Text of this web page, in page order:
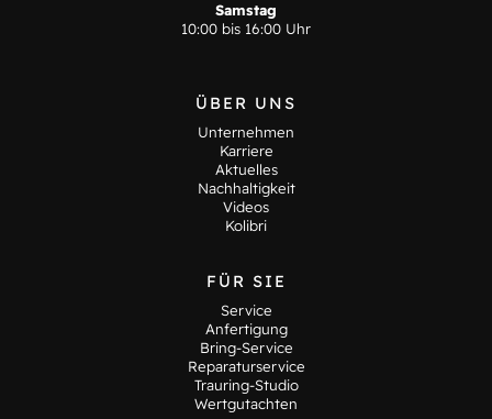
Samstag
10:00 bis 16:00 Uhr
ÜBER UNS
Unternehmen
Karriere
Aktuelles
Nachhaltigkeit
Videos
Kolibri
FÜR SIE
Service
Anfertigung
Bring-Service
Reparaturservice
Trauring-Studio
Wertgutachten